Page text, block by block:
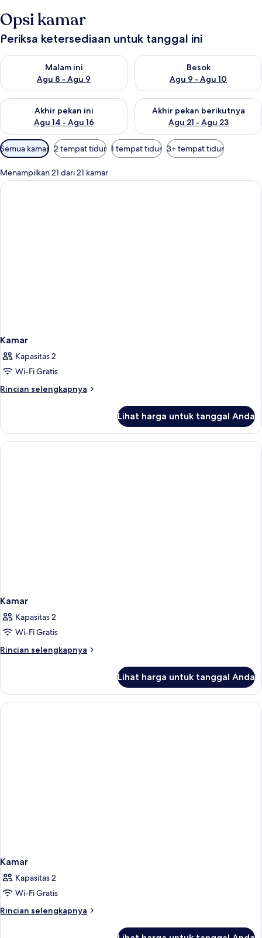
Opsi kamar
Periksa ketersediaan untuk tanggal ini
Malam ini
Agu 8 - Agu 9
Periksa ketersediaan untuk malam ini Agu 8 - Agu 9
Besok
Agu 9 - Agu 10
Periksa ketersediaan untuk
Akhir pekan ini
Agu 14 - Agu 16
Periksa ketersediaan untuk akhir pekan ini Agu 14 - Agu 16
Akhir pekan berikutnya
Agu 21 - Agu 23
Periksa ketersediaan untuk
Filter
tersedia
untuk
kamar
Semua kamar 2 tempat tidur 1 tempat tidur 3+ tempat tidur
Menampilkan 21 dari 21 kamar
Kamar
Kapasitas 2
Wi-Fi Gratis
Rincian selengkapnya
Rincian
Kamar
Lihat harga untuk tanggal Anda
Kamar
Kapasitas 2
Wi-Fi Gratis
Rincian selengkapnya
Rincian
Kamar
Lihat harga untuk tanggal Anda
Kamar
Kapasitas 2
Wi-Fi Gratis
Rincian selengkapnya
Rincian